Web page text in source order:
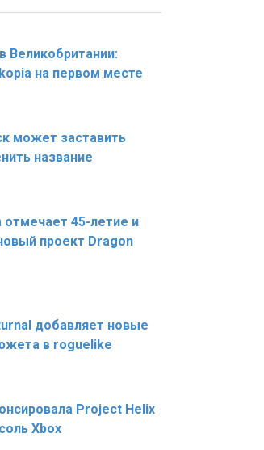
Великобритании:
на первом месте
может заставить
название
отмечает 45-летие и
проект Dragon
добавляет новые
в roguelike
Project Helix
Xbox